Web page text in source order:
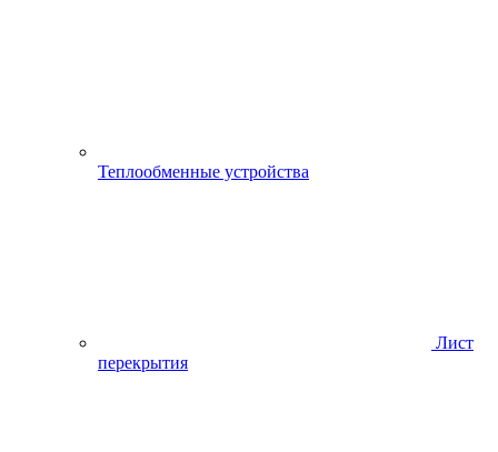
Теплообменные устройства
Лист
перекрытия